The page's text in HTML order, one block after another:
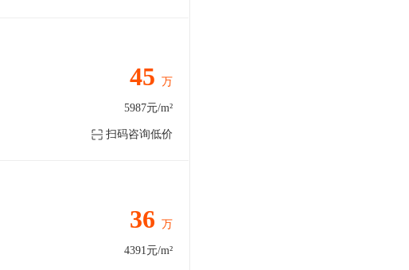
45 万
5987元/m²
扫码咨询低价
36 万
4391元/m²